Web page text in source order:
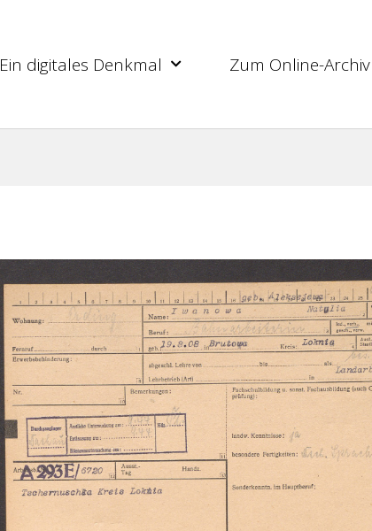
Ein digitales Denkmal Zum Online-Archiv